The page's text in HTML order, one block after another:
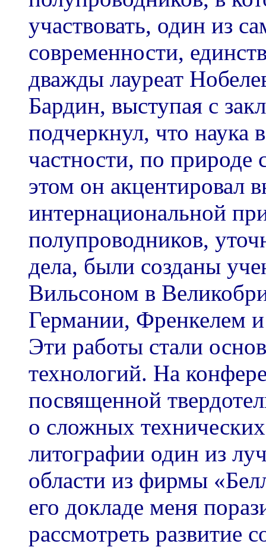
участвовать, один из
современности,
дважды лауреат
Бардин, выступая с
подчеркнул, что наука
частности, по природе
этом он акцентировал
интернациональной
полупроводников,
дела, были созданы
Вильсоном в
Германии, Френкелем
Эти работы стали
технологий. На
посвященной
о сложных
литографии один из
области из фирмы
его докладе меня
рассмотреть развитие